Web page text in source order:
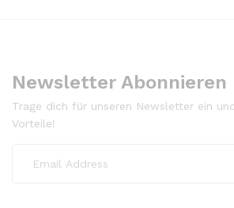
Newsletter Abonnieren
Trage dich für unseren Newsletter ein
Vorteile!